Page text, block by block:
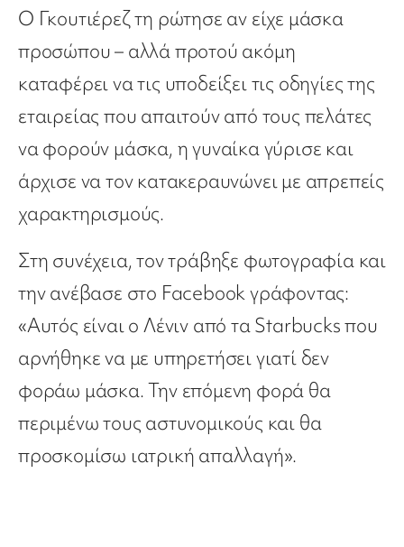
Ο Γκουτιέρεζ τη ρώτησε αν είχε μάσκα
προσώπου – αλλά προτού ακόμη
καταφέρει να τις υποδείξει τις οδηγίες της
εταιρείας που απαιτούν από τους πελάτες
να φορούν μάσκα, η γυναίκα γύρισε και
άρχισε να τον κατακεραυνώνει με απρεπείς
χαρακτηρισμούς.
Στη συνέχεια, τον τράβηξε φωτογραφία και
την ανέβασε στο Facebook γράφοντας:
«Αυτός είναι ο Λένιν από τα Starbucks που
αρνήθηκε να με υπηρετήσει γιατί δεν
φοράω μάσκα. Την επόμενη φορά θα
περιμένω τους αστυνομικούς και θα
προσκομίσω ιατρική απαλλαγή».